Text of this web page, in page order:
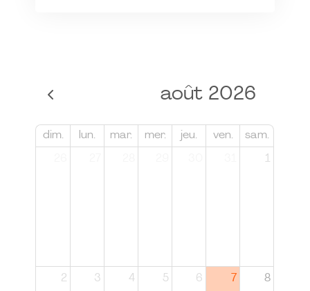
août 2026
dim. lun. mar. mer. jeu. ven. sam.
1
2 3 4 5 6 7 8